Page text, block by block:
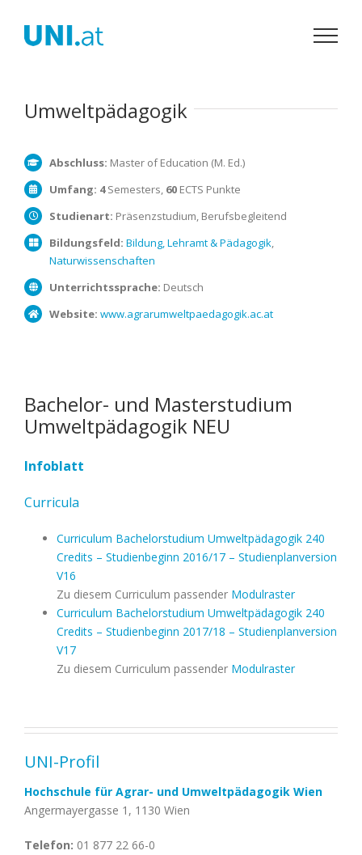
Inhalt
springen
Umweltpädagogik
Abschluss: Master of Education (M. Ed.)
Umfang: 4Semesters, 60 ECTS Punkte
Studienart: Präsenzstudium, Berufsbegleitend
Bildungsfeld: Bildung, Lehramt & Pädagogik,
Naturwissenschaften
Unterrichtssprache: Deutsch
Website: www.agrarumweltpaedagogik.ac.at
Bachelor- und Masterstudium
Umweltpädagogik NEU
Infoblatt
Curricula
Curriculum Bachelorstudium Umweltpädagogik 240
Credits – Studienbeginn 2016/17 – Studienplanversion
V16
Zu diesem Curriculum passender Modulraster
Curriculum Bachelorstudium Umweltpädagogik 240
Credits – Studienbeginn 2017/18 – Studienplanversion
V17
Zu diesem Curriculum passender Modulraster
UNI-Profil
Hochschule für Agrar- und Umweltpädagogik Wien
Angermayergasse 1, 1130 Wien
Telefon: 01 877 22 66-0